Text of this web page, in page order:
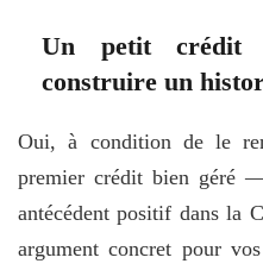
Un petit crédit
construire un
Oui, à condition de le
premier crédit bien géré
antécédent positif dans la
argument concret pour